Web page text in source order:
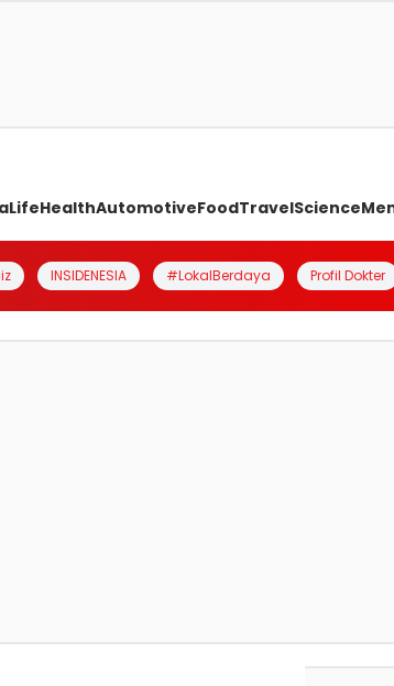
LifeHealthAutomotiveFoodTravelScience
INSIDENESIA #LokalBerdaya Profil Dokter